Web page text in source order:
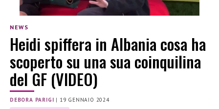
NEWS
Heidi spiffera in Albania cosa ha
scoperto su una sua coinquilina
del GF (VIDEO)
DEBORA PARIGI | 19 GENNAIO 2024